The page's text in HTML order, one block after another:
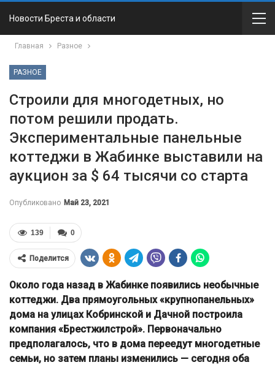
Новости Бреста и области
Главная Разное
РАЗНОЕ
Строили для многодетных, но
потом решили продать.
Экспериментальные панельные
коттеджи в Жабинке выставили на
аукцион за $ 64 тысячи со старта
Опубликовано Май 23, 2021
0
139
Поделится
Около года назад в Жабинке появились необычные
коттеджи. Два прямоугольных «крупнопанельных»
дома на улицах Кобринской и Дачной построила
компания «Брестжилстрой». Первоначально
предполагалось, что в дома переедут многодетные
семьи, но затем планы изменились — сегодня оба